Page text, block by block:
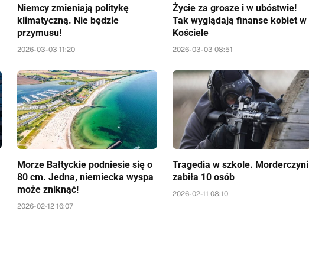
Niemcy zmieniają politykę
klimatyczną. Nie będzie
przymusu!
2026-03-03 11:20
Życie za grosze i w ubóstwie!
Tak wyglądają finanse kobiet w
Kościele
2026-03-03 08:51
Morze Bałtyckie podniesie się o
80 cm. Jedna, niemiecka wyspa
może zniknąć!
2026-02-12 16:07
Tragedia w szkole. Morderczyni
zabiła 10 osób
2026-02-11 08:10